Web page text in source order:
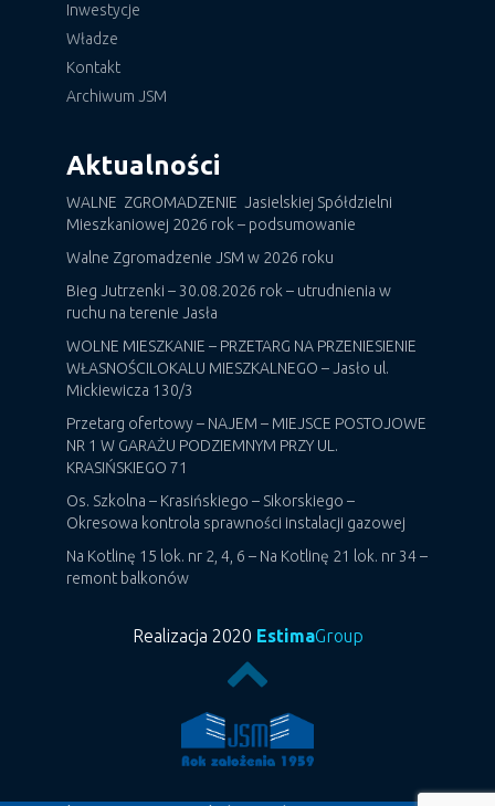
Inwestycje
Władze
Kontakt
Archiwum JSM
Aktualności
WALNE ZGROMADZENIE Jasielskiej Spółdzielni
Mieszkaniowej 2026 rok – podsumowanie
Walne Zgromadzenie JSM w 2026 roku
Bieg Jutrzenki – 30.08.2026 rok – utrudnienia w
ruchu na terenie Jasła
WOLNE MIESZKANIE – PRZETARG NA PRZENIESIENIE
WŁASNOŚCILOKALU MIESZKALNEGO – Jasło ul.
Mickiewicza 130/3
Przetarg ofertowy – NAJEM – MIEJSCE POSTOJOWE
NR 1 W GARAŻU PODZIEMNYM PRZY UL.
KRASIŃSKIEGO 71
Os. Szkolna – Krasińskiego – Sikorskiego –
Okresowa kontrola sprawności instalacji gazowej
Na Kotlinę 15 lok. nr 2, 4, 6 – Na Kotlinę 21 lok. nr 34 –
remont balkonów
Realizacja 2020 EstimaGroup